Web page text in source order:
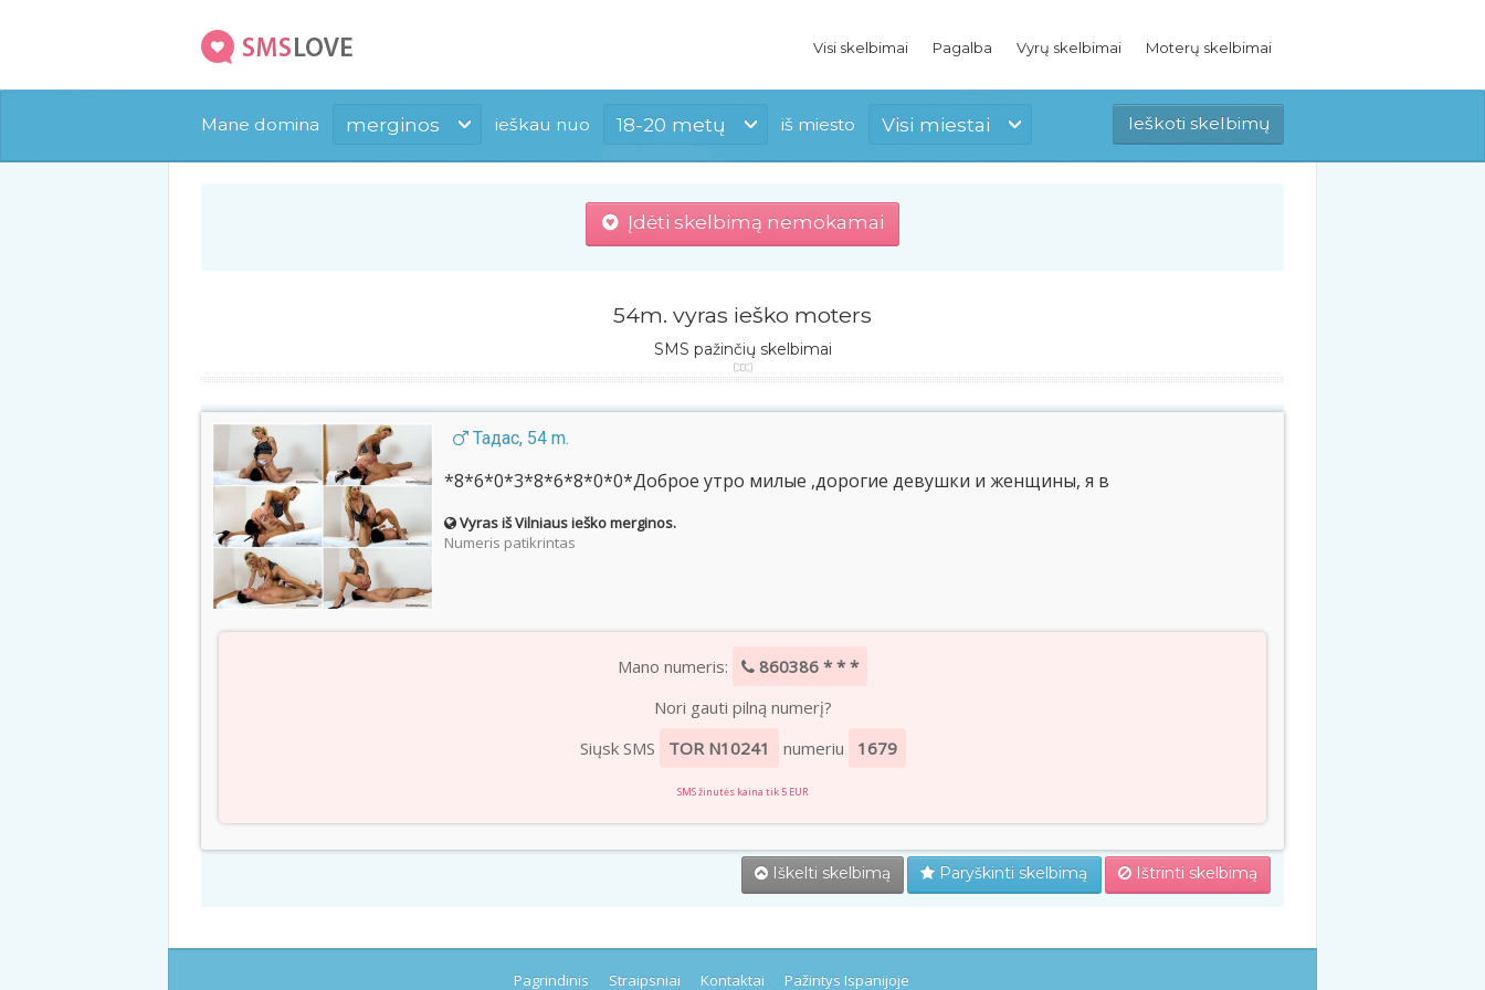
Visi skelbimai Pagalba Vyrų skelbimai Moterų skelbimai
Mane domina merginos ieškau nuo 18-20 metų iš miesto Visi miestai
Įdėti skelbimą nemokamai
54m. vyras ieško moters
SMS pažinčių skelbimai
Тадас, 54 m.
*8*6*0*3*8*6*8*0*0*Доброе утро милые ,дорогие девушки и женщины, я в
Vyras iš Vilniaus ieško merginos.
Numeris patikrintas
Mano numeris:
860386 * * *
Nori gauti pilną numerį?
Siųsk SMS
TOR N10241 numeriu 1679
SMS žinutės kaina tik 5 EUR
Iškelti skelbimą Paryškinti skelbimą Ištrinti skelbimą
Pagrindinis Straipsniai Kontaktai Pažintys Ispanijoje